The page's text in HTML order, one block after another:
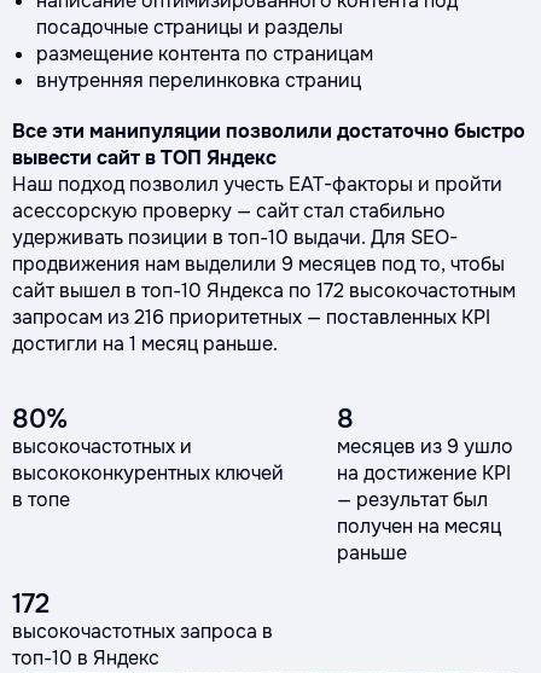
посадочные страницы и разделы
размещение контента по страницам
внутренняя перелинковка страниц
Все эти манипуляции позволили достаточно быстро
вывести сайт в ТОП Яндекс
Наш подход позволил учесть EAT-факторы и пройти
асессорскую проверку — сайт стал стабильно
удерживать позиции в топ-10 выдачи. Для SEO-
продвижения нам выделили 9 месяцев под то, чтобы
сайт вышел в топ-10 Яндекса по 172 высокочастотным
запросам из 216 приоритетных — поставленных KPI
достигли на 1 месяц раньше.
80%
высокочастотных и
высококонкурентных ключей
в топе
8
месяцев из 9 ушло
на достижение KPI
— результат был
получен на месяц
раньше
172
высокочастотных запроса в
топ-10 в Яндекс